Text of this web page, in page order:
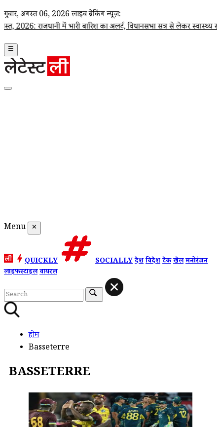
गुरूवार, अगस्त 06, 2026 लाइव ब्रेकिंग न्यूज़:
में भारी बारिश का अलर्ट, विधानसभा सत्र से लेकर स्वास्थ्य सचिव पर
☰
Menu ✕
QUICKLY SOCIALLYदेशविदेशटेकखेलमनोरंजन
लाइफस्टाइलवायरल
होम
Basseterre
BASSETERRE